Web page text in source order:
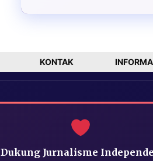
KONTAK
Dukung Jurnalisme